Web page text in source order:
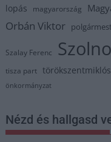
lopás magyarország
Orbán Viktor
Szalay Ferenc
tisza part törökszentmiklós
önkormányzat
Nézd és hallgasd